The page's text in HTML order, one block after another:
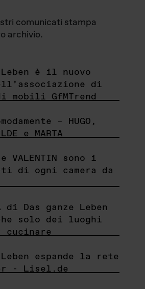
comunicati stampa
archivio.
Leben è il nuovo
di
mobili GfMTrend
– HUGO,
e MARTA
e VALENTIN sono i
di ogni camera da
di Das ganze Leben
solo dei luoghi
cucinare
Leben espande la rete
- Lisel.de